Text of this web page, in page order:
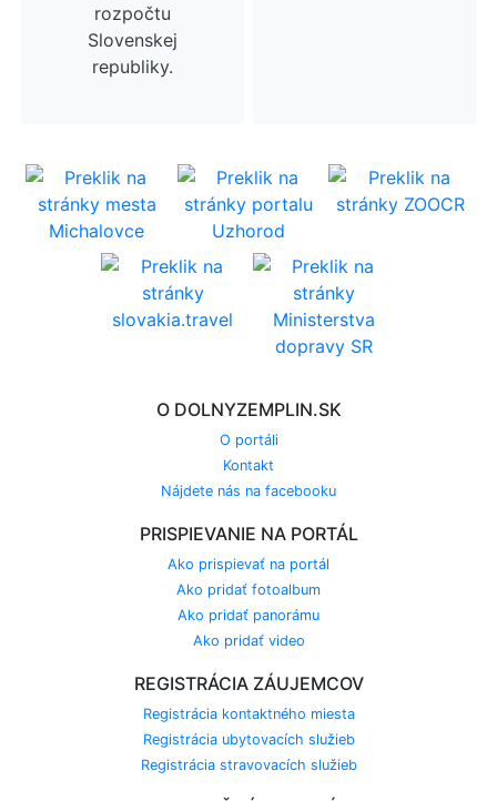
rozpočtu
Slovenskej
republiky.
O DOLNYZEMPLIN.SK
O portáli
Kontakt
Nájdete nás na facebooku
PRISPIEVANIE NA PORTÁL
Ako prispievať na portál
Ako pridať fotoalbum
Ako pridať panorámu
Ako pridať video
REGISTRÁCIA ZÁUJEMCOV
Registrácia kontaktného miesta
Registrácia ubytovacích služieb
Registrácia stravovacích služieb